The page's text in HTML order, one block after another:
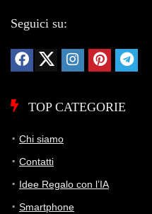
Seguici su:
TOP CATEGORIE
Chi siamo
Contatti
Idee Regalo con l’IA
Smartphone